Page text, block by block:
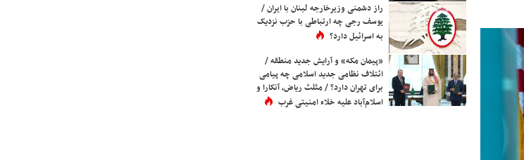
راز دشمنی وزیرخارجه لبنان با ایران /
یوسف رجی چه ارتباطی با حزب نزدیک
به اسرائیل دارد؟
«پیمان مکه» و آرایش جدید منطقه /
ائتلاف نظامی جدید اسلامی چه پیامی
برای تهران دارد؟ / مثلث ریاض، آنکارا و
اسلام‌آباد علیه خلاء امنیتی غرب